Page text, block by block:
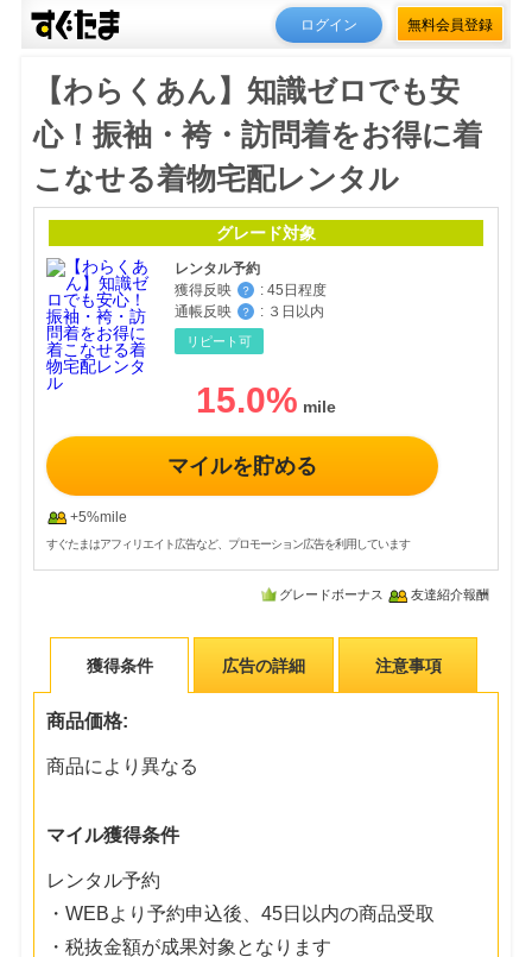
ログイン 無料会員登録
【わらくあん】知識ゼロでも安
心！振袖・袴・訪問着をお得に着
こなせる着物宅配レンタル
グレード対象
レンタル予約
獲得反映
？ : 45日程度
通帳反映
？ : ３日以内
リピート可
15.0%
マイルを貯める
+5%mile
すぐたまはアフィリエイト広告など、プロモーション広告を利用しています
グレードボーナス 友達紹介報酬
獲得条件 広告の詳細 注意事項
商品価格:
商品により異なる
マイル獲得条件
レンタル予約
・WEBより予約申込後、45日以内の商品受取
・税抜金額が成果対象となります